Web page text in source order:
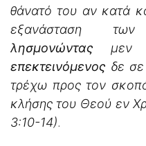
θάνατό του αν κατά
εξανάσταση
λησμονώντας μεν
επεκτεινόμενος δε
τρέχω προς τον
κλήσης του Θεού εν
3:10-14).